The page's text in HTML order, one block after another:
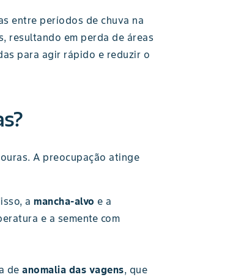
entre períodos de chuva na
resultando em perda de áreas
para agir rápido e reduzir o
A preocupação atinge
a mancha-alvo e a
e a semente com
de anomalia das vagens, que